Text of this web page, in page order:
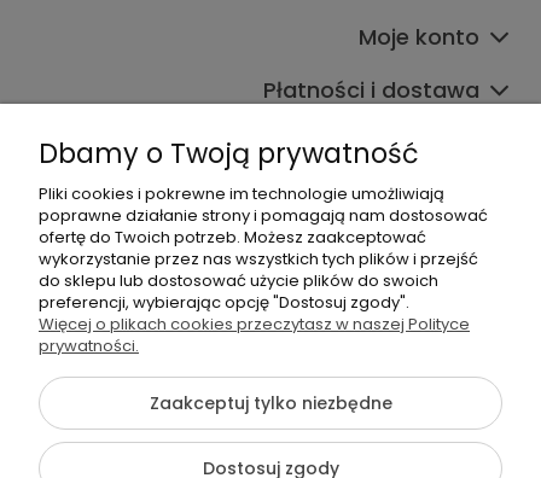
Moje konto
Płatności i dostawa
Informacje
O nas
Dbamy o Twoją prywatność
Pliki cookies i pokrewne im technologie umożliwiają
poprawne działanie strony i pomagają nam dostosować
ofertę do Twoich potrzeb. Możesz zaakceptować
wykorzystanie przez nas wszystkich tych plików i przejść
do sklepu lub dostosować użycie plików do swoich
preferencji, wybierając opcję "Dostosuj zgody".
Więcej o plikach cookies przeczytasz w naszej Polityce
prywatności.
Zaakceptuj tylko niezbędne
Dostosuj zgody